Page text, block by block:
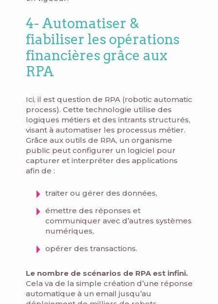
4- Automatiser &
fiabiliser les opérations
financières grâce aux
RPA
Ici, il est question de RPA (robotic automatic
process). Cette technologie utilise des
logiques métiers et des intrants structurés,
visant à automatiser les processus métier.
Grâce aux outils de RPA, un organisme
public peut configurer un logiciel pour
capturer et interpréter des applications
afin de :
traiter ou gérer des données,
émettre des réponses et
communiquer avec d’autres systèmes
numériques,
opérer des transactions.
Le nombre de scénarios de RPA est infini.
Cela va de la simple création d’une réponse
automatique à un email jusqu’au